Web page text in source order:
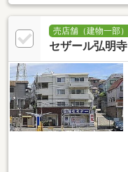
売店舗（建物一部）
セザール弘明寺